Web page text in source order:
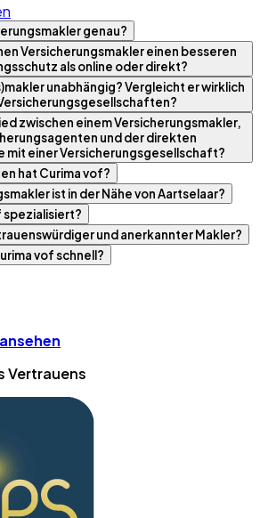
genau?
Versicherungsmakler einen besseren
als online oder direkt?
unabhängig? Vergleicht er wirklich
zwischen einem Versicherungsmakler,
und der direkten
mit einer Versicherungsgesellschaft?
hat Curima vof?
ist in der Nähe von Aartselaar?
spezialisiert?
und anerkannter Makler?
vof schnell?
Vertrauens